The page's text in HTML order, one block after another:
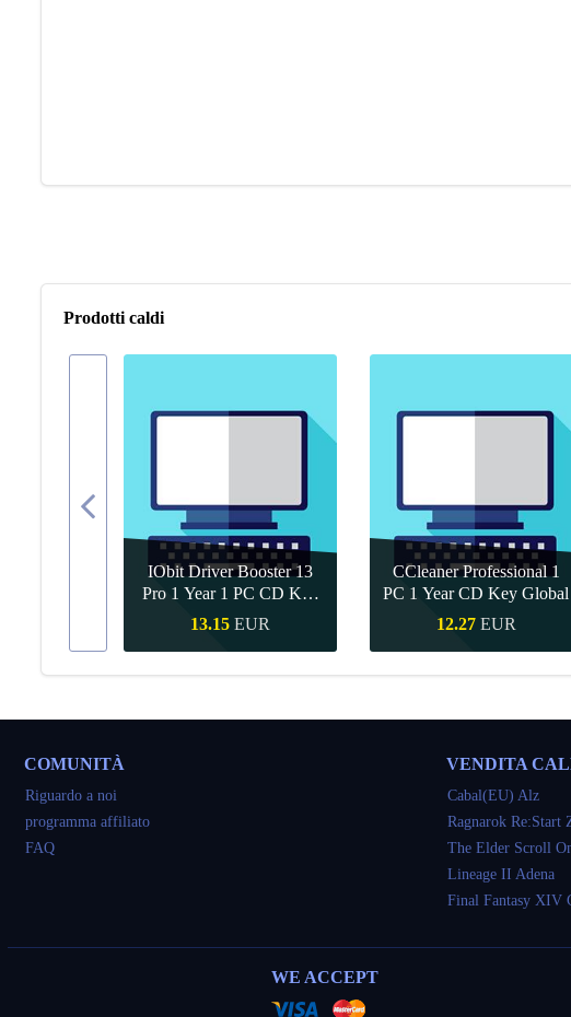
Prodotti caldi
IObit Driver Booster 13
Pro 1 Year 1 PC CD Key
Global
13.15 EUR
Acquisto veloce
CCleaner Professional 1
PC 1 Year CD Key Global
12.27 EUR
Acquisto veloce
COMUNITÀ
Riguardo a noi
programma affiliato
FAQ
VENDITA
Cabal(EU) Alz
Ragnarok Re:Start
The Elder Scroll
Lineage II Adena
Final Fantasy XIV
WE ACCEPT